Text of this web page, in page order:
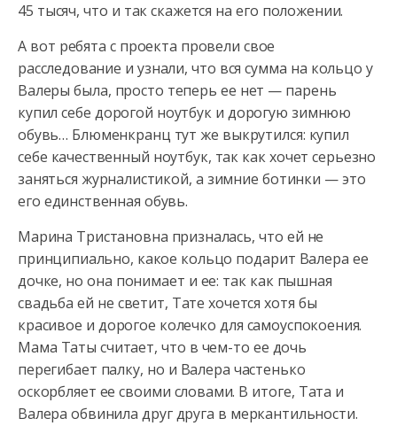
45 тысяч, что и так скажется на его положении.
А вот ребята с проекта провели свое
расследование и узнали, что вся сумма на кольцо у
Валеры была, просто теперь ее нет — парень
купил себе дорогой ноутбук и дорогую зимнюю
обувь… Блюменкранц тут же выкрутился: купил
себе качественный ноутбук, так как хочет серьезно
заняться журналистикой, а зимние ботинки — это
его единственная обувь.
Марина Тристановна призналась, что ей не
принципиально, какое кольцо подарит Валера ее
дочке, но она понимает и ее: так как пышная
свадьба ей не светит, Тате хочется хотя бы
красивое и дорогое колечко для самоуспокоения.
Мама Таты считает, что в чем-то ее дочь
перегибает палку, но и Валера частенько
оскорбляет ее своими словами. В итоге, Тата и
Валера обвинила друг друга в меркантильности.